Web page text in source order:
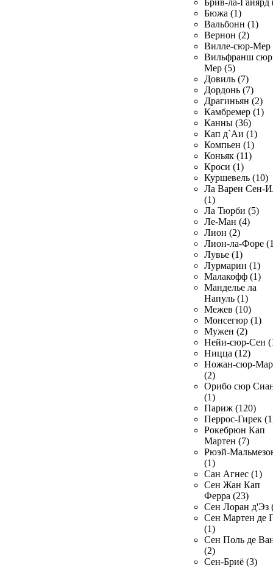
Брив-ла-Гайярд
Бюжа (1)
Вальбонн (1)
Вернон (2)
Вилле-сюр-Мер
Вильфранш сюр
Мер (5)
Довиль (7)
Дордонь (7)
Драгиньян (2)
Камбремер (1)
Канны (36)
Кап д`Аи (1)
Компьен (1)
Коньяк (11)
Кроси (1)
Куршевель (10)
Ла Варен Сен-
(1)
Ла Тюрби (5)
Ле-Ман (4)
Лион (2)
Лион-ла-Форе
Лувье (1)
Лурмарин (1)
Малакофф (1)
Манделье ла
Напуль (1)
Межев (10)
Монсегюр (1)
Мужен (2)
Нейи-сюр-Сен
Ницца (12)
Ножан-сюр-
(2)
Орибо сюр
(1)
Париж (120)
Перрос-Гирек
Рокебрюн Кап
Мартен (7)
Рюэй-
(1)
Сан Агнес (1)
Сен Жан Кап
Ферра (23)
Сен Лоран д'Эз
Сен Мартен де
(1)
Сен Поль де
(2)
Сен-Бриё (3)